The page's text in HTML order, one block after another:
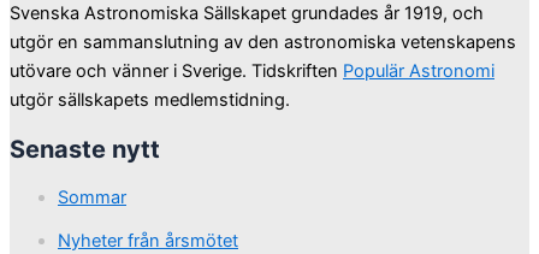
Svenska Astronomiska Sällskapet grundades år 1919, och
utgör en sammanslutning av den astronomiska vetenskapens
utövare och vänner i Sverige. Tidskriften Populär Astronomi
utgör sällskapets medlemstidning.
Senaste nytt
Sommar
Nyheter från årsmötet